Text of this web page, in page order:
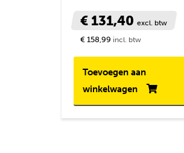
€ 131,40 excl. btw
€ 158,99 incl. btw
Toevoegen aan
winkelwagen